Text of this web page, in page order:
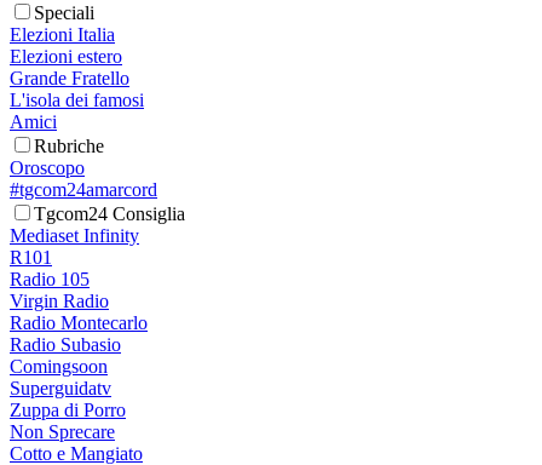
Speciali
Elezioni Italia
Elezioni estero
Grande Fratello
L'isola dei famosi
Amici
Rubriche
Oroscopo
#tgcom24amarcord
Tgcom24 Consiglia
Mediaset Infinity
R101
Radio 105
Virgin Radio
Radio Montecarlo
Radio Subasio
Comingsoon
Superguidatv
Zuppa di Porro
Non Sprecare
Cotto e Mangiato